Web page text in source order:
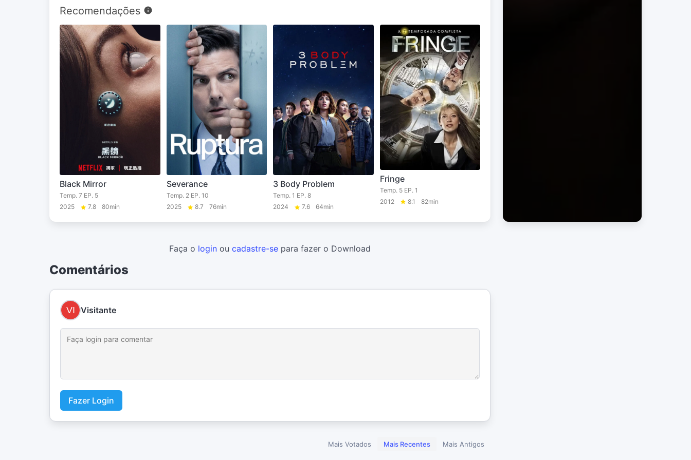
Recomendações
Black Mirror
Temp. 7 EP. 5
2025
7.8 80min
Severance
Temp. 2 EP. 10
2025
8.7 76min
3 Body Problem
Temp. 1 EP. 8
2024
7.6 64min
Fringe
Temp. 5 EP. 1
2012
8.1 82min
Faça o login ou cadastre-se para fazer o Download
Comentários
Visitante
Fazer Login
Mais Votados Mais Recentes Mais Antigos